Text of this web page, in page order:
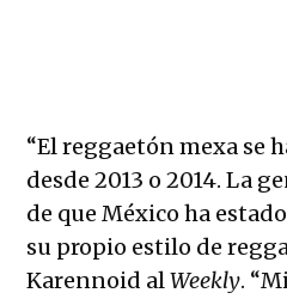
“El reggaetón mexa se
desde 2013 o 2014. La
de que México ha
su propio estilo de
Karennoid alWeekly.